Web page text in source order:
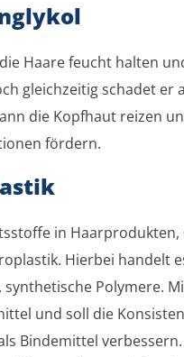
Haare feucht halten
gleichzeitig schadet er
die Kopfhaut reizen
fördern.
in Haarprodukten,
Hierbei handelt
synthetische Polymere.
und soll die
Bindemittel